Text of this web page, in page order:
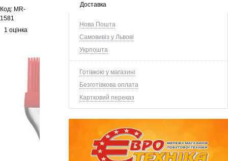
Доставка
Нова Пошта
Самовивіз у Львові
Укрпошта
Готівкою у магазині
Безготівкова оплата
Картковий переказ
Код: MR-
1581
1 оцінка